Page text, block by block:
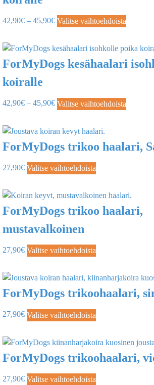
42,90€ – 45,90€ Valitse vaihtoehdoista
ForMyDogs kesähaalari
koiralle
42,90€ – 45,90€ Valitse vaihtoehdoista
ForMyDogs trikoo haalari,
27,90€ Valitse vaihtoehdoista
ForMyDogs trikoo haalari,
mustavalkoinen
27,90€ Valitse vaihtoehdoista
ForMyDogs trikoohaalari,
27,90€ Valitse vaihtoehdoista
ForMyDogs trikoohaalari,
27,90€ Valitse vaihtoehdoista